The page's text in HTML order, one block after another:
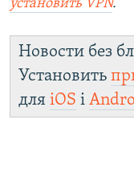
установить VPN.
Новости без
Установить
для iOS і